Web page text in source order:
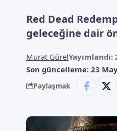
Red Dead
geleceğine dair
Son güncelleme: 23
Murat GürelYayımlandı:
Paylaşmak